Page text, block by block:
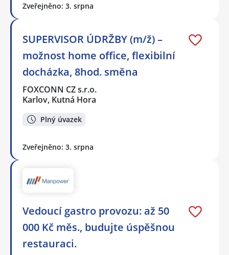
Zveřejněno: 3. srpna
SUPERVISOR ÚDRŽBY (m/ž) –
možnost home office, flexibilní
docházka, 8hod. směna
FOXCONN CZ s.r.o.
Karlov, Kutná Hora
Plný úvazek
Zveřejněno: 3. srpna
Vedoucí gastro provozu: až 50
000 Kč měs., budujte úspěšnou
restauraci.